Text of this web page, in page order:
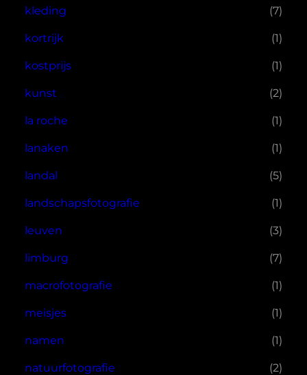
kleding (7)
kortrijk (1)
kostprijs (1)
kunst (2)
la roche (1)
lanaken (1)
landal (5)
landschapsfotografie (1)
leuven (3)
limburg (7)
macrofotografie (1)
meisjes (1)
namen (1)
natuurfotografie (2)